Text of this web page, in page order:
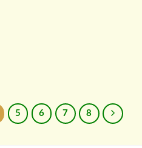
5 6 7 8